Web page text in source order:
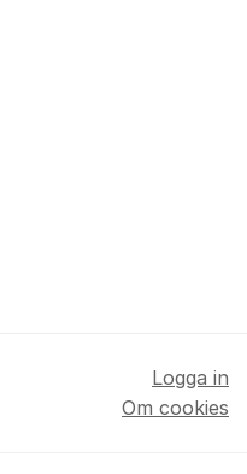
Logga in
Om cookies